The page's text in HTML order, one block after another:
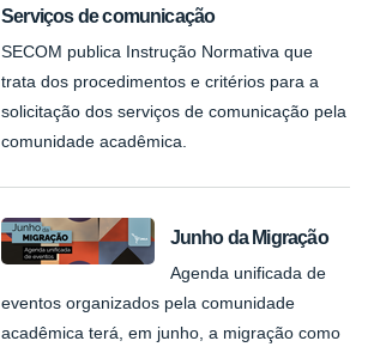
Serviços de comunicação
SECOM publica Instrução Normativa que
trata dos procedimentos e critérios para a
solicitação dos serviços de comunicação pela
comunidade acadêmica.
Junho da Migração
Agenda unificada de
eventos organizados pela comunidade
acadêmica terá, em junho, a migração como